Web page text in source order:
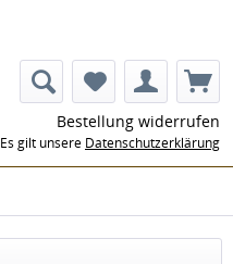
Bestellung widerrufen
Es gilt unsere Datenschutzerklärung